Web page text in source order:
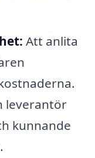
Att anlita
leverantör
kunnande